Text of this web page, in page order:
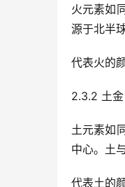
火元素如
源于北半
代表火的
2.3.2 土金
土元素如
中心。土
代表土的